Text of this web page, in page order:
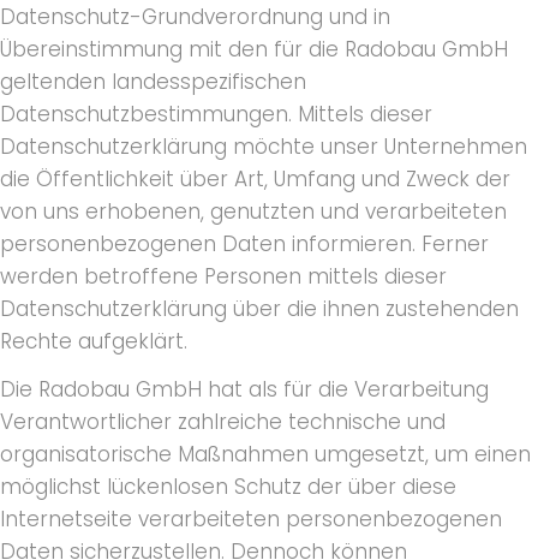
Datenschutz-Grundverordnung und in
Übereinstimmung mit den für die Radobau GmbH
geltenden landesspezifischen
Datenschutzbestimmungen. Mittels dieser
Datenschutzerklärung möchte unser Unternehmen
die Öffentlichkeit über Art, Umfang und Zweck der
von uns erhobenen, genutzten und verarbeiteten
personenbezogenen Daten informieren. Ferner
werden betroffene Personen mittels dieser
Datenschutzerklärung über die ihnen zustehenden
Rechte aufgeklärt.
Die Radobau GmbH hat als für die Verarbeitung
Verantwortlicher zahlreiche technische und
organisatorische Maßnahmen umgesetzt, um einen
möglichst lückenlosen Schutz der über diese
Internetseite verarbeiteten personenbezogenen
Daten sicherzustellen. Dennoch können